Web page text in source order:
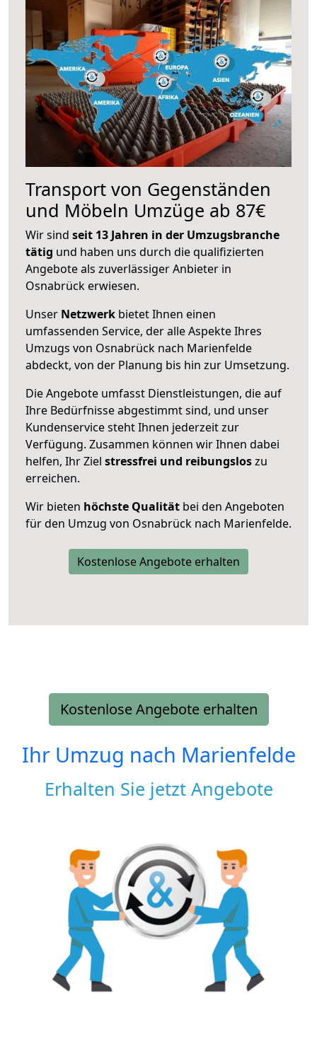
Transport von Gegenständen
und Möbeln Umzüge ab 87€
Wir sind seit 13 Jahren in der Umzugsbranche
tätig und haben uns durch die qualifizierten
Angebote als zuverlässiger Anbieter in
Osnabrück erwiesen.
Unser Netzwerk bietet Ihnen einen
umfassenden Service, der alle Aspekte Ihres
Umzugs von Osnabrück nach Marienfelde
abdeckt, von der Planung bis hin zur Umsetzung.
Die Angebote umfasst Dienstleistungen, die auf
Ihre Bedürfnisse abgestimmt sind, und unser
Kundenservice steht Ihnen jederzeit zur
Verfügung. Zusammen können wir Ihnen dabei
helfen, Ihr Ziel stressfrei und reibungsloszu
erreichen.
Wir bieten höchste Qualität bei den Angeboten
für den Umzug von Osnabrück nach Marienfelde.
Kostenlose Angebote erhalten
Kostenlose Angebote erhalten
Ihr Umzug nach Marienfelde
Erhalten Sie jetzt Angebote